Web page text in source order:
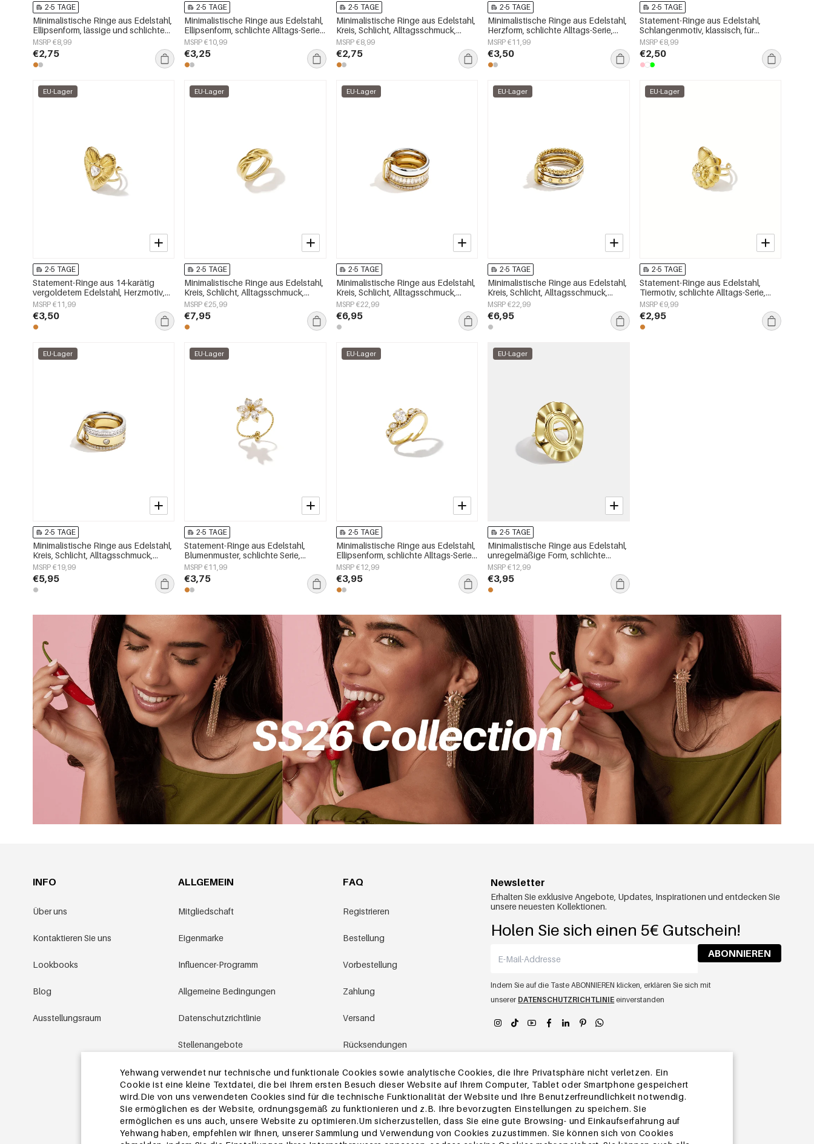
Yehwang verwendet nur technische und funktionale Cookies sowie analytische Cookies, die Ihre Privatsphäre nicht verletzen. Ein
Cookie ist eine kleine Textdatei, die bei Ihrem ersten Besuch dieser Website auf Ihrem Computer, Tablet oder Smartphone gespeichert
wird.Die von uns verwendeten Cookies sind für die technische Funktionalität der Website und Ihre Benutzerfreundlichkeit notwendig.
Sie ermöglichen es der Website, ordnungsgemäß zu funktionieren und z.B. Ihre bevorzugten Einstellungen zu speichern. Sie
ermöglichen es uns auch, unsere Website zu optimieren.Um sicherzustellen, dass Sie eine gute Browsing- und Einkaufserfahrung auf
Yehwang haben, empfehlen wir Ihnen, unserer Sammlung und Verwendung von Cookies zuzustimmen. Sie können sich von Cookies
2-5 TAGE
Minimalistische Ringe aus Edelstahl,
Ellipsenform, lässige und schlichte
Serie für Damen – Schmuck für jeden
Tag
MSRP €8,99
€2,75
2-5 TAGE
Minimalistische Ringe aus Edelstahl,
Ellipsenform, schlichte Alltags-Serie,
Damenschmuck
MSRP €10,99
€3,25
2-5 TAGE
Minimalistische Ringe aus Edelstahl,
Kreis, Schlicht, Alltagsschmuck,
Damenschmuck
MSRP €8,99
€2,75
2-5 TAGE
Minimalistische Ringe aus Edelstahl,
Herzform, schlichte Alltags-Serie,
Damenschmuck
MSRP €11,99
€3,50
2-5 TAGE
Statement-Ringe aus Edelstahl,
Schlangenmotiv, klassisch, für
festliche Anlässe/Partys, luxuriöse
Damenschmuckserie
MSRP €8,99
€2,50
EU-Lager
2-5 TAGE
Statement-Ringe aus 14-karätig
vergoldetem Edelstahl, Herzmotiv,
schlichte Alltagskollektion,
Damenschmuck
MSRP €11,99
€3,50
EU-Lager
2-5 TAGE
Minimalistische Ringe aus Edelstahl,
Kreis, Schlicht, Alltagsschmuck,
Damenschmuck
MSRP €25,99
€7,95
EU-Lager
2-5 TAGE
Minimalistische Ringe aus Edelstahl,
Kreis, Schlicht, Alltagsschmuck,
Damenschmuck
MSRP €22,99
€6,95
EU-Lager
2-5 TAGE
Minimalistische Ringe aus Edelstahl,
Kreis, Schlicht, Alltagsschmuck,
Damenschmuck
MSRP €22,99
€6,95
EU-Lager
2-5 TAGE
Statement-Ringe aus Edelstahl,
Tiermotiv, schlichte Alltags-Serie,
Damenschmuck
MSRP €9,99
€2,95
EU-Lager
2-5 TAGE
Minimalistische Ringe aus Edelstahl,
Kreis, Schlicht, Alltagsschmuck,
Damenschmuck
MSRP €19,99
€5,95
EU-Lager
2-5 TAGE
Statement-Ringe aus Edelstahl,
Blumenmuster, schlichte Serie,
Damenschmuck
MSRP €11,99
€3,75
EU-Lager
2-5 TAGE
Minimalistische Ringe aus Edelstahl,
Ellipsenform, schlichte Alltags-Serie,
Damenschmuck
MSRP €12,99
€3,95
EU-Lager
2-5 TAGE
Minimalistische Ringe aus Edelstahl,
unregelmäßige Form, schlichte
Alltags-Serie, Damenschmuck
MSRP €12,99
€3,95
INFO
Über uns
Kontaktieren Sie uns
Lookbooks
Blog
Ausstellungsraum
ALLGEMEIN
Mitgliedschaft
Eigenmarke
Influencer-Programm
Allgemeine Bedingungen
Datenschutzrichtlinie
Stellenangebote
Aktionsbedingungen
Sitemap
FAQ
Registrieren
Bestellung
Vorbestellung
Zahlung
Versand
Rücksendungen
Lager in China
Andere Fragen
Newsletter
Erhalten Sie exklusive Angebote, Updates, Inspirationen und entdecken Sie
unsere neuesten Kollektionen.
Holen Sie sich einen 5€ Gutschein!
ABONNIEREN
Indem Sie auf die Taste ABONNIEREN klicken, erklären Sie sich mit
unserer DATENSCHUTZRICHTLINIE einverstanden
YEHWANG app